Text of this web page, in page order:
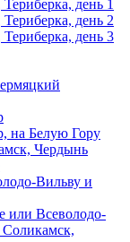
день 1
день 2
день 3
на Белую Гору
Чердынь
Вильву и
или Всеволодо-
Соликамск,